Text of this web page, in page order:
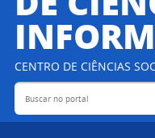
CENTRO DE CIÊNCIAS
Buscar no portal